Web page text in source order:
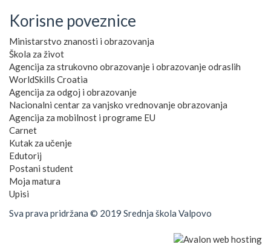
Korisne poveznice
Ministarstvo znanosti i obrazovanja
Škola za život
Agencija za strukovno obrazovanje i obrazovanje odraslih
WorldSkills Croatia
Agencija za odgoj i obrazovanje
Nacionalni centar za vanjsko vrednovanje obrazovanja
Agencija za mobilnost i programe EU
Carnet
Kutak za učenje
Edutorij
Postani student
Moja matura
Upisi
Sva prava pridržana © 2019 Srednja škola Valpovo